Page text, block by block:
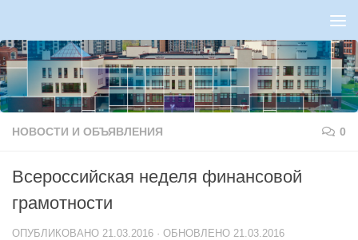
НОВОСТИ И ОБЪЯВЛЕНИЯ 0
Всероссийская неделя финансовой
грамотности
ОПУБЛИКОВАНО 21.03.2016 · ОБНОВЛЕНО 21.03.2016